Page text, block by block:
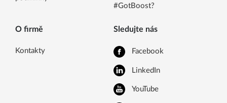
#GotBoost?
O firmě
Kontakty
Sledujte nás
Facebook
LinkedIn
YouTube